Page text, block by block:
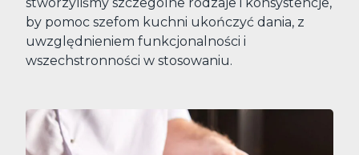
stworzyliśmy szczególne rodzaje i konsystencje,
by pomoc szefom kuchni ukończyć dania, z
uwzględnieniem funkcjonalności i
wszechstronności w stosowaniu.